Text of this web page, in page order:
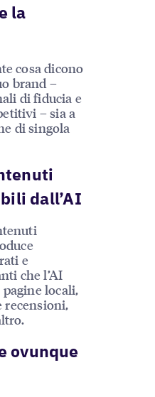
la
cosa dicono
brand –
di fiducia e
– sia a
di singola
dall’AI
e
che l’AI
pagine locali,
recensioni,
ovunque